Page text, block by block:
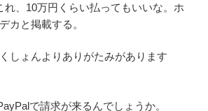
、10万円くらい払ってもいいな。ホ
カと掲載する。
しょんよりありがたみがあります
で請求が来るんでしょうか。